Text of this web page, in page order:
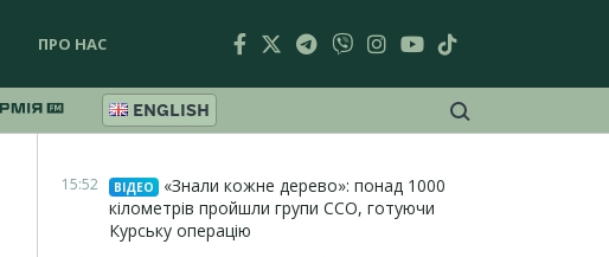
ПРО НАС
ENGLISH
15:52 ВІДЕО
«Знали кожне дерево»: понад 1000
кілометрів пройшли групи ССО, готуючи
Курську операцію